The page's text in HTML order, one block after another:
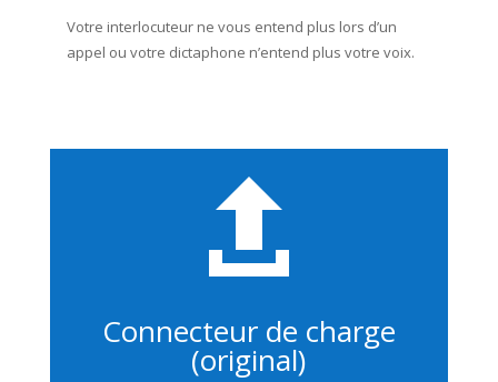
Votre interlocuteur ne vous entend plus lors d’un
appel ou votre dictaphone n’entend plus votre voix.

Connecteur de charge
(original)